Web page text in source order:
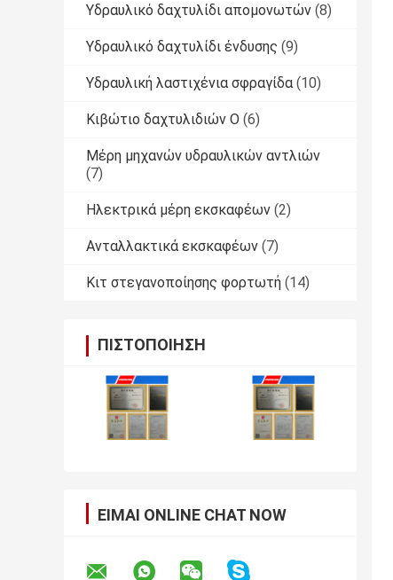
Υδραυλικό δαχτυλίδι απομονωτών (8)
Υδραυλικό δαχτυλίδι ένδυσης (9)
Υδραυλική λαστιχένια σφραγίδα (10)
Κιβώτιο δαχτυλιδιών Ο (6)
Μέρη μηχανών υδραυλικών αντλιών
(7)
Ηλεκτρικά μέρη εκσκαφέων (2)
Ανταλλακτικά εκσκαφέων (7)
Κιτ στεγανοποίησης φορτωτή (14)
ΠΙΣΤΟΠΟΊΗΣΗ
ΕΊΜΑΙ ONLINE CHAT NOW